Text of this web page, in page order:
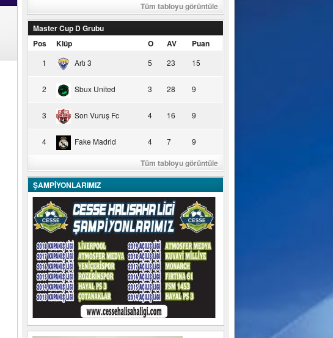
Tüm tabloyu görüntüle
Master Cup D Grubu
Pos
Klüp O AV Puan
1 Artı 3 5 23 15
2 Sbux United 3 28 9
3 Son Vuruş Fc 4 16 9
4 Fake Madrid 4 7 9
Tüm tabloyu görüntüle
ŞAMPİYONLARIMIZ